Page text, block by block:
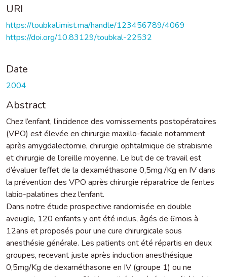
URI
https://toubkal.imist.ma/handle/123456789/4069
https://doi.org/10.83129/toubkal-22532
Date
2004
Abstract
Chez l’enfant, l’incidence des vomissements postopératoires
(VPO) est élevée en chirurgie maxillo-faciale notamment
après amygdalectomie, chirurgie ophtalmique de strabisme
et chirurgie de l’oreille moyenne. Le but de ce travail est
d’évaluer l’effet de la dexaméthasone 0,5mg /Kg en IV dans
la prévention des VPO après chirurgie réparatrice de fentes
labio-palatines chez l’enfant.
Dans notre étude prospective randomisée en double
aveugle, 120 enfants y ont été inclus, âgés de 6mois à
12ans et proposés pour une cure chirurgicale sous
anesthésie générale. Les patients ont été répartis en deux
groupes, recevant juste après induction anesthésique
0,5mg/Kg de dexaméthasone en IV (groupe 1) ou ne